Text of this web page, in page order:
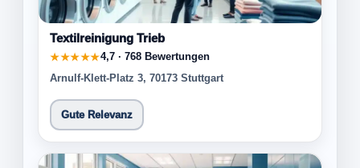
Textilreinigung Trieb
★★★★★4,7 · 768 Bewertungen
Arnulf-Klett-Platz 3, 70173 Stuttgart
Gute Relevanz